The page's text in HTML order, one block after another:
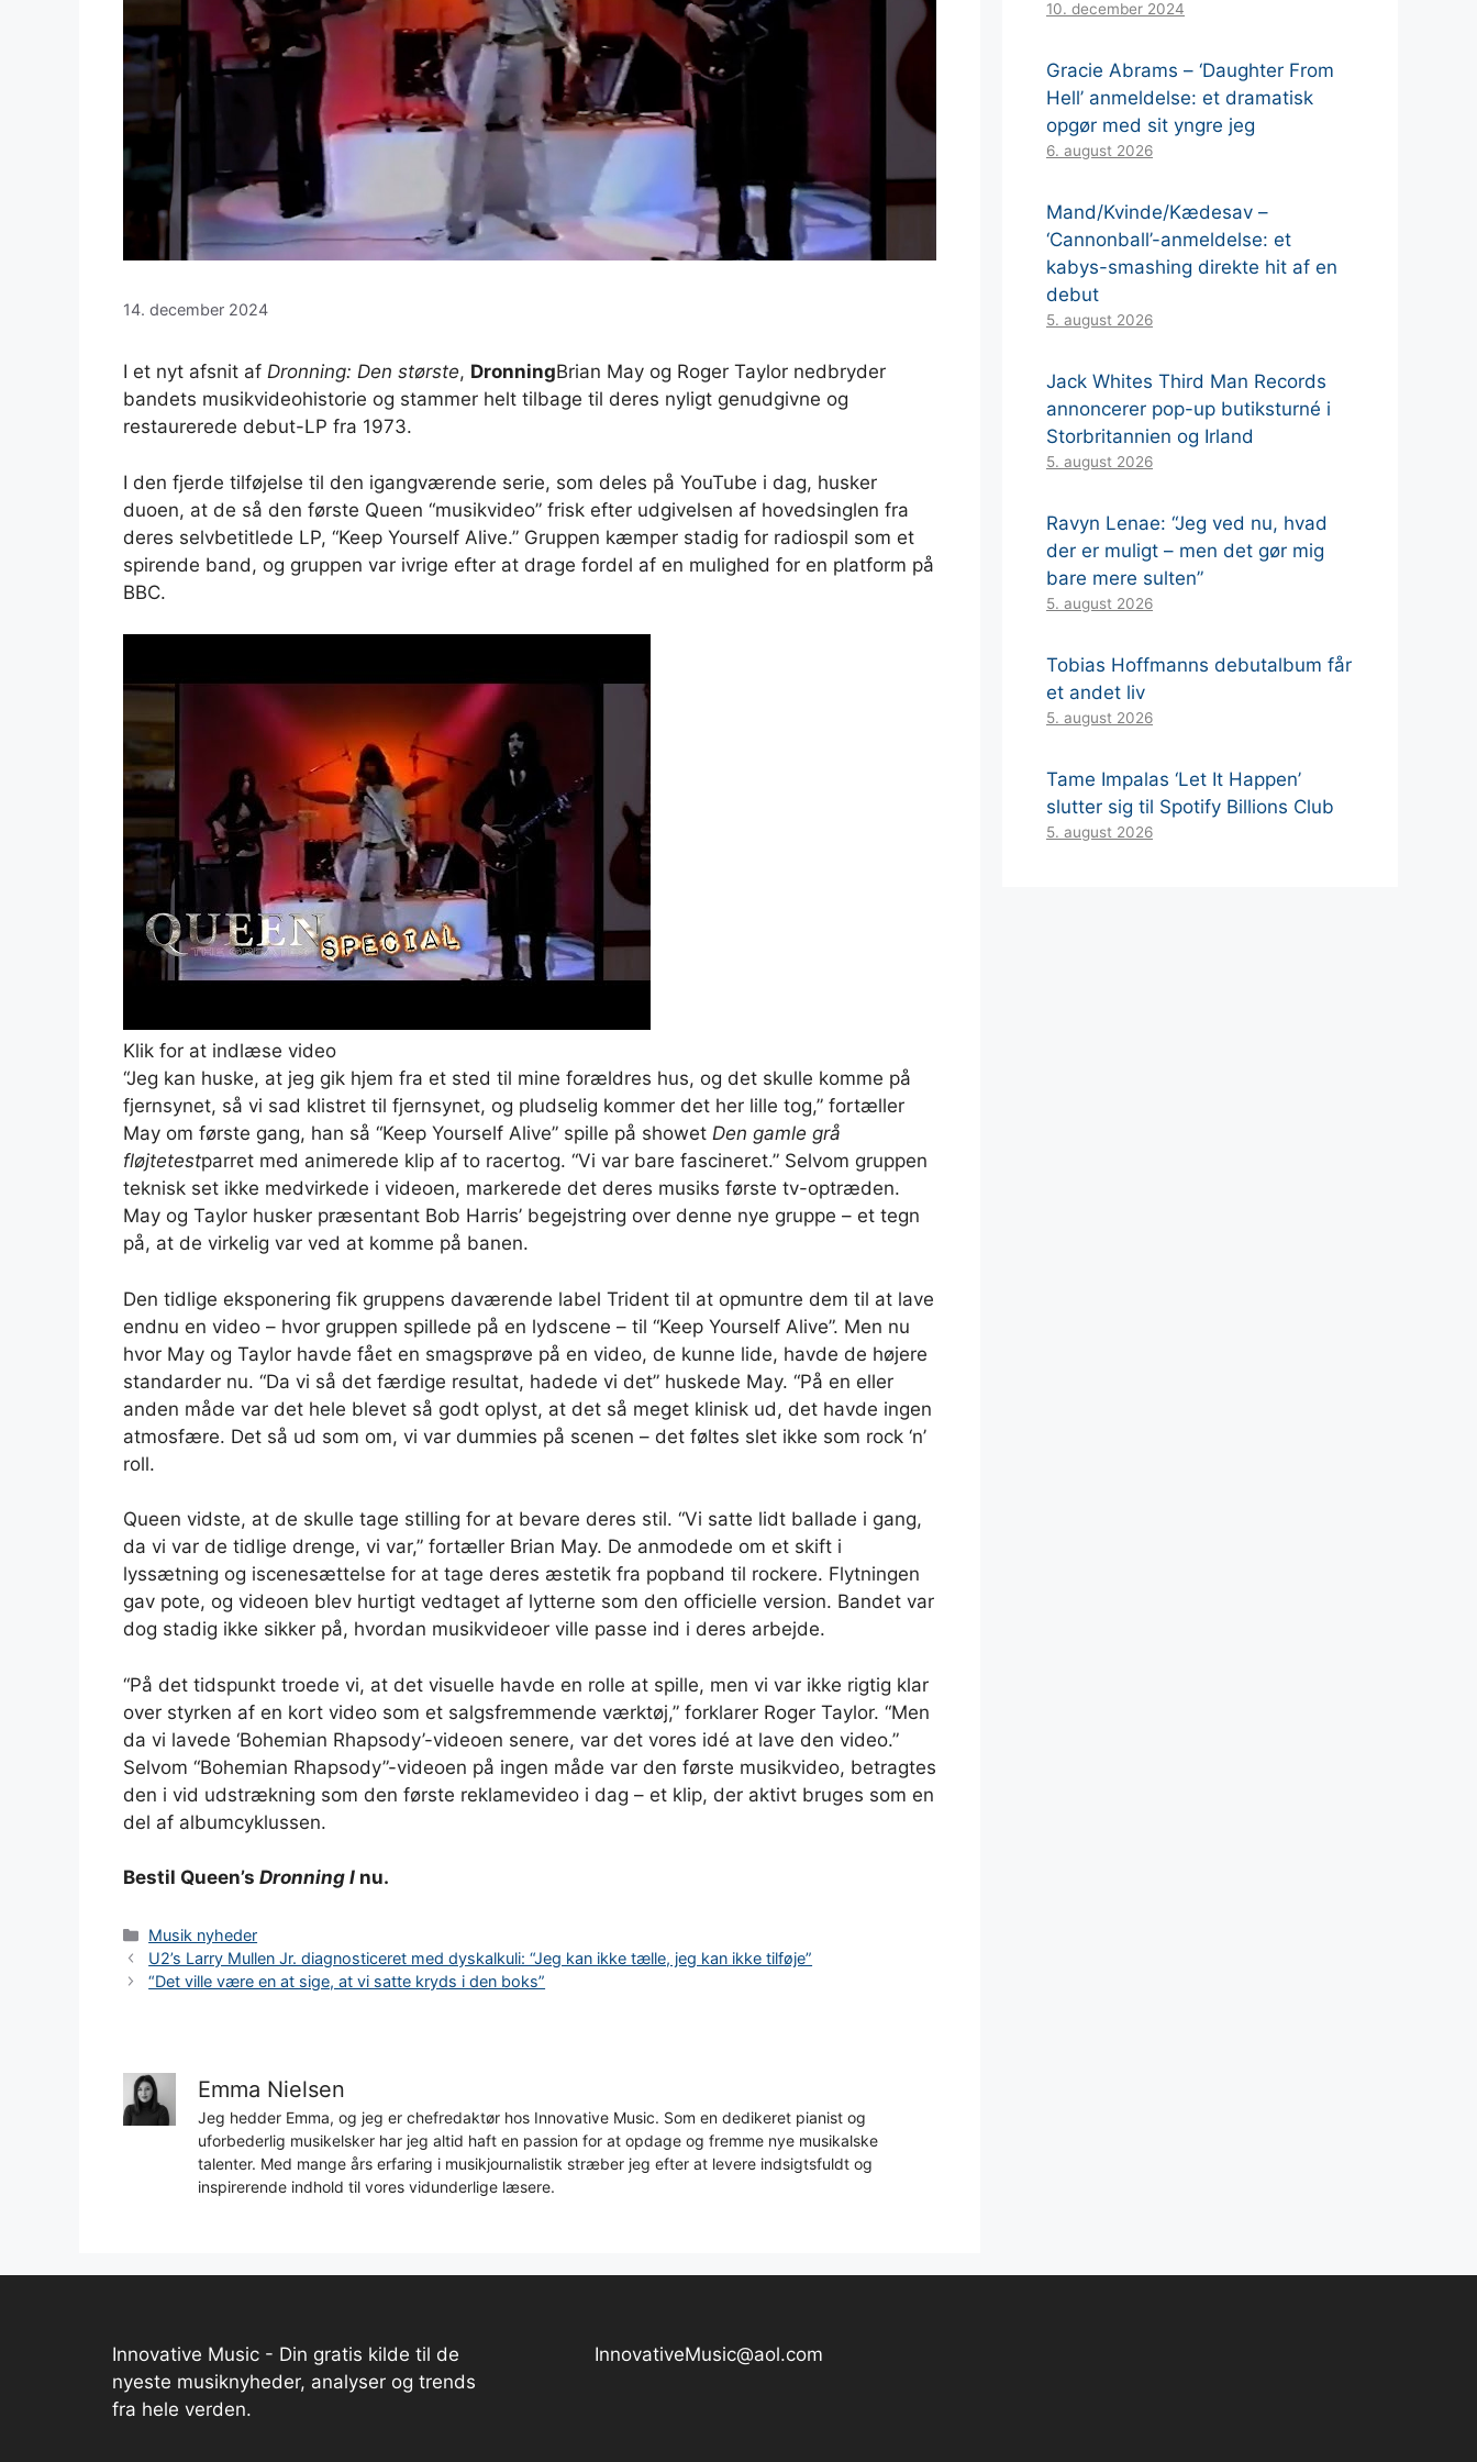
14. december 2024
I et nyt afsnit af Dronning: Den største, DronningBrian May og Roger Taylor nedbryder
bandets musikvideohistorie og stammer helt tilbage til deres nyligt genudgivne og
restaurerede debut-LP fra 1973.
I den fjerde tilføjelse til den igangværende serie, som deles på YouTube i dag, husker
duoen, at de så den første Queen “musikvideo” frisk efter udgivelsen af ​​hovedsinglen fra
deres selvbetitlede LP, “Keep Yourself Alive.” Gruppen kæmper stadig for radiospil som et
spirende band, og gruppen var ivrige efter at drage fordel af en mulighed for en platform på
BBC.
Klik for at indlæse video
“Jeg kan huske, at jeg gik hjem fra et sted til mine forældres hus, og det skulle komme på
fjernsynet, så vi sad klistret til fjernsynet, og pludselig kommer det her lille tog,” fortæller
May om første gang, han så “Keep Yourself Alive” spille på showet Den gamle grå
fløjtetestparret med animerede klip af to racertog. “Vi var bare fascineret.” Selvom gruppen
teknisk set ikke medvirkede i videoen, markerede det deres musiks første tv-optræden.
May og Taylor husker præsentant Bob Harris’ begejstring over denne nye gruppe – et tegn
på, at de virkelig var ved at komme på banen.
Den tidlige eksponering fik gruppens daværende label Trident til at opmuntre dem til at lave
endnu en video – hvor gruppen spillede på en lydscene – til “Keep Yourself Alive”. Men nu
hvor May og Taylor havde fået en smagsprøve på en video, de kunne lide, havde de højere
standarder nu. “Da vi så det færdige resultat, hadede vi det” huskede May. “På en eller
anden måde var det hele blevet så godt oplyst, at det så meget klinisk ud, det havde ingen
atmosfære. Det så ud som om, vi var dummies på scenen – det føltes slet ikke som rock ‘n’
roll.
Queen vidste, at de skulle tage stilling for at bevare deres stil. “Vi satte lidt ballade i gang,
da vi var de tidlige drenge, vi var,” fortæller Brian May. De anmodede om et skift i
lyssætning og iscenesættelse for at tage deres æstetik fra popband til rockere. Flytningen
gav pote, og videoen blev hurtigt vedtaget af lytterne som den officielle version. Bandet var
dog stadig ikke sikker på, hvordan musikvideoer ville passe ind i deres arbejde.
“På det tidspunkt troede vi, at det visuelle havde en rolle at spille, men vi var ikke rigtig klar
over styrken af ​​en kort video som et salgsfremmende værktøj,” forklarer Roger Taylor. “Men
da vi lavede ‘Bohemian Rhapsody’-videoen senere, var det vores idé at lave den video.”
Selvom “Bohemian Rhapsody”-videoen på ingen måde var den første musikvideo, betragtes
den i vid udstrækning som den første reklamevideo i dag – et klip, der aktivt bruges som en
del af albumcyklussen.
Bestil Queen’s Dronning I nu.
Kategorier
Musik nyheder
U2’s Larry Mullen Jr. diagnosticeret med dyskalkuli: “Jeg kan ikke tælle, jeg kan ikke tilføje”
“Det ville være en at sige, at vi satte kryds i den boks”
Emma Nielsen
Jeg hedder Emma, og jeg er chefredaktør hos Innovative Music. Som en dedikeret pianist og
uforbederlig musikelsker har jeg altid haft en passion for at opdage og fremme nye musikalske
talenter. Med mange års erfaring i musikjournalistik stræber jeg efter at levere indsigtsfuldt og
inspirerende indhold til vores vidunderlige læsere.
10. december 2024
Gracie Abrams – ‘Daughter From
Hell’ anmeldelse: et dramatisk
opgør med sit yngre jeg
6. august 2026
Mand/Kvinde/Kædesav –
‘Cannonball’-anmeldelse: et
kabys-smashing direkte hit af en
debut
5. august 2026
Jack Whites Third Man Records
annoncerer pop-up butiksturné i
Storbritannien og Irland
5. august 2026
Ravyn Lenae: “Jeg ved nu, hvad
der er muligt – men det gør mig
bare mere sulten”
5. august 2026
Tobias Hoffmanns debutalbum får
et andet liv
5. august 2026
Tame Impalas ‘Let It Happen’
slutter sig til Spotify Billions Club
5. august 2026
Innovative Music - Din gratis kilde til de
nyeste musiknyheder, analyser og trends
fra hele verden.
InnovativeMusic@aol.com